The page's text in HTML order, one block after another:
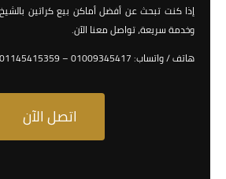
إذا كنت تبحث عن أفضل أماكن بيع كراتين
وخدمة سريعة، تواصل معنا الآن.
هاتف / واتساب: 01009345417 – 01145415359
اتصل الآن